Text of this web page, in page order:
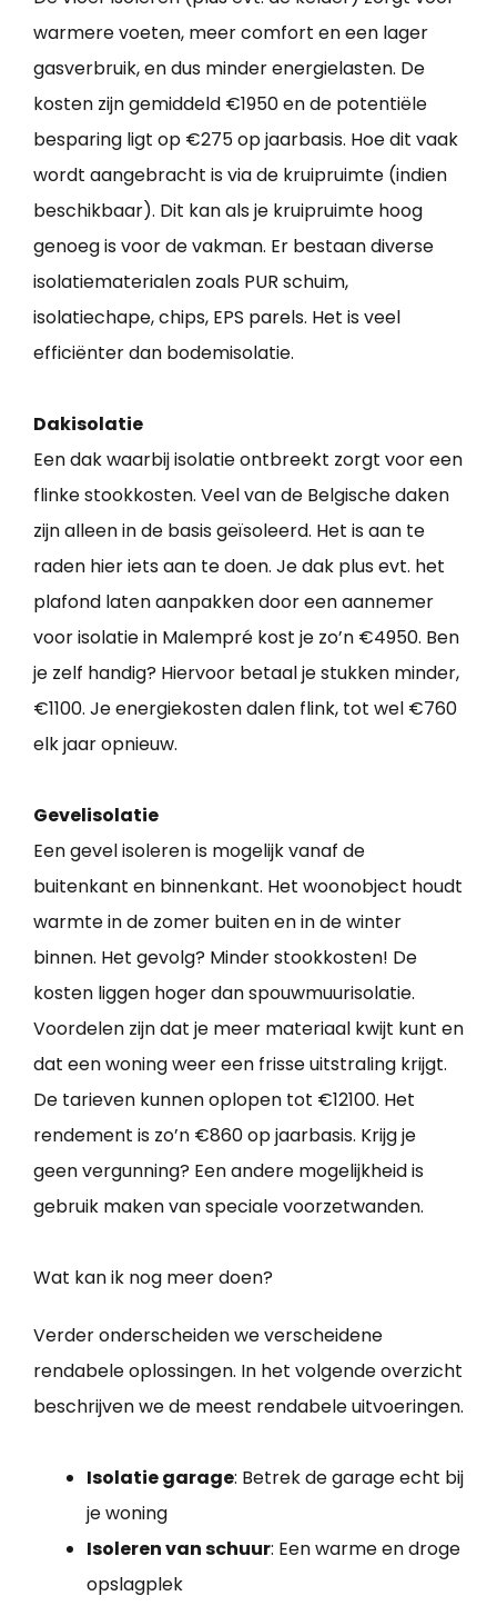
warmere voeten, meer comfort en een lager
gasverbruik, en dus minder energielasten. De
kosten zijn gemiddeld €1950 en de potentiële
besparing ligt op €275 op jaarbasis. Hoe dit vaak
wordt aangebracht is via de kruipruimte (indien
beschikbaar). Dit kan als je kruipruimte hoog
genoeg is voor de vakman. Er bestaan diverse
isolatiematerialen zoals PUR schuim,
isolatiechape, chips, EPS parels. Het is veel
efficiënter dan bodemisolatie.
Dakisolatie
Een dak waarbij isolatie ontbreekt zorgt voor een
flinke stookkosten. Veel van de Belgische daken
zijn alleen in de basis geïsoleerd. Het is aan te
raden hier iets aan te doen. Je dak plus evt. het
plafond laten aanpakken door een aannemer
voor isolatie in Malempré kost je zo’n €4950. Ben
je zelf handig? Hiervoor betaal je stukken minder,
€1100. Je energiekosten dalen flink, tot wel €760
elk jaar opnieuw.
Gevelisolatie
Een gevel isoleren is mogelijk vanaf de
buitenkant en binnenkant. Het woonobject houdt
warmte in de zomer buiten en in de winter
binnen. Het gevolg? Minder stookkosten! De
kosten liggen hoger dan spouwmuurisolatie.
Voordelen zijn dat je meer materiaal kwijt kunt en
dat een woning weer een frisse uitstraling krijgt.
De tarieven kunnen oplopen tot €12100. Het
rendement is zo’n €860 op jaarbasis. Krijg je
geen vergunning? Een andere mogelijkheid is
gebruik maken van speciale voorzetwanden.
Wat kan ik nog meer doen?
Verder onderscheiden we verscheidene
rendabele oplossingen. In het volgende overzicht
beschrijven we de meest rendabele uitvoeringen.
Isolatie garage: Betrek de garage echt bij
je woning
Isoleren van schuur: Een warme en droge
opslagplek